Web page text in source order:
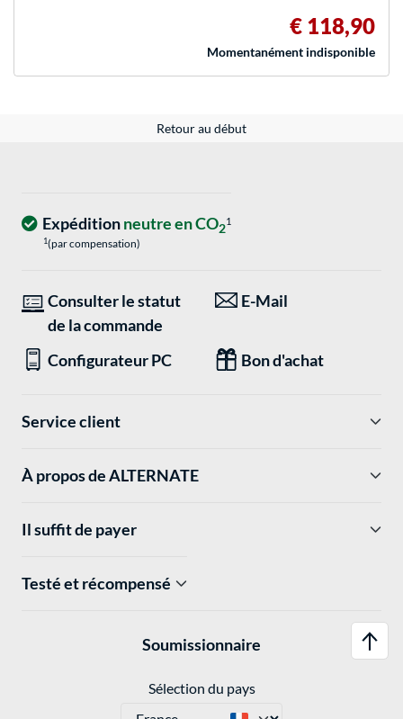
€ 118,90
Momentanément indisponible
Retour au début
Expéditionneutre en CO21
1(par compensation)
Consulter le statut
de la commande
E-Mail
Configurateur PC Bon d'achat
Service client
À propos de ALTERNATE
Il suffit de payer
Testé et récompensé
Soumissionnaire
Sélection du pays